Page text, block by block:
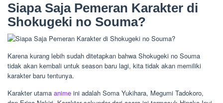
Siapa Saja Pemeran Karakter di
Shokugeki no Souma?
Karena kurang lebih sudah ditetapkan bahwa Shokugeki no Souma
tidak akan kembali untuk season baru lagi, kita tidak akan memiliki
karakter baru tentunya.
Karakter utama anime ini adalah Soma Yukihara, Megumi Tadokoro,